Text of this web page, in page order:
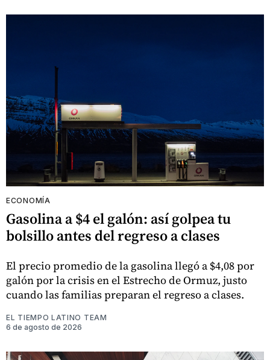
ECONOMÍA
Gasolina a $4 el galón: así golpea tu
bolsillo antes del regreso a clases
El precio promedio de la gasolina llegó a $4,08 por
galón por la crisis en el Estrecho de Ormuz, justo
cuando las familias preparan el regreso a clases.
EL TIEMPO LATINO TEAM
6 de agosto de 2026